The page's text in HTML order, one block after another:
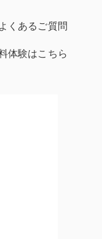
よくあるご質問
体験はこちら